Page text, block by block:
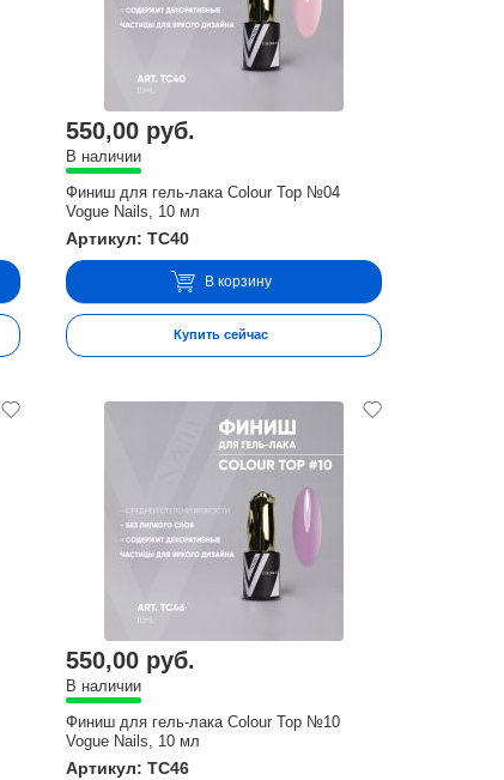
550,00 руб.
В наличии
Финиш для гель-лака Colour Top №04
Vogue Nails, 10 мл
Артикул: TC40
В корзину
Купить сейчас
550,00 руб.
В наличии
Финиш для гель-лака Colour Top №10
Vogue Nails, 10 мл
Артикул: TC46